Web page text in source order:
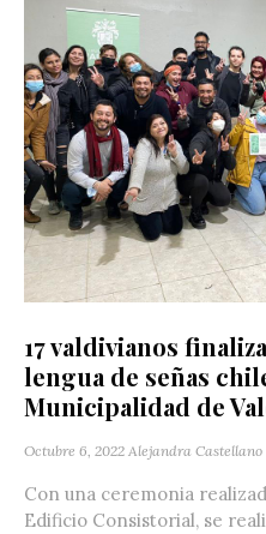
17 valdivianos
lengua de señas
Municipalidad de
Octubre 6, 2022 Alejandra Castellano
Con una ceremonia
Edificio Consistorial, se